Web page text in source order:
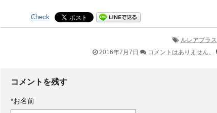
Check
ルレアプラス
2016年7月7日
コメントはありません。
コメントを残す
*お名前